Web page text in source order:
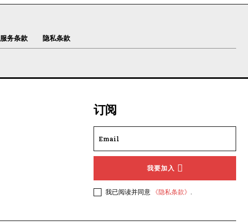
服务条款 隐私条款
订阅
我要加入
我已阅读并同意 《隐私条款》 .